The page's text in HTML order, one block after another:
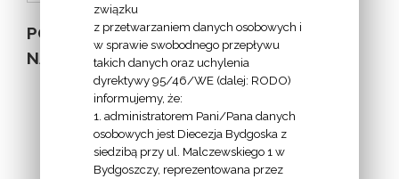
POZOSTAŁE
NA STRONIE
INFORMACJE
związku
z przetwarzaniem danych osobowych i
w sprawie swobodnego przepływu
takich danych oraz uchylenia
dyrektywy 95/46/WE (dalej: RODO)
informujemy, że:
1. administratorem Pani/Pana danych
osobowych jest Diecezja Bydgoska z
siedzibą przy ul. Malczewskiego 1 w
Bydgoszczy, reprezentowana przez